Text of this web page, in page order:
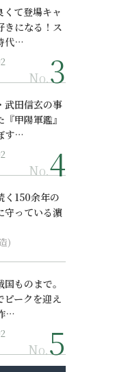
くて登場キャ
きになる！ス
代…
No.
武田信玄の事
甲陽軍鑑』
す…
No.
く150余年の
守っている濵
)
ものまで。
ピークを迎え
…
No.